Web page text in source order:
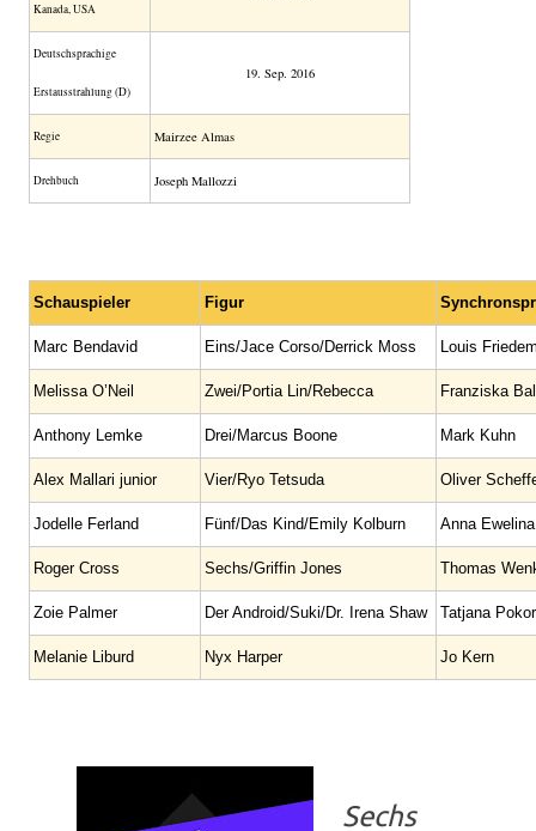
Kanada, USA
Deutsch­sprachige
Erstaus­strahlung (D)
19. Sep. 2016
Regie Mairzee Almas
Drehbuch Joseph Mallozzi
Schauspieler Figur
Marc Bendavid Eins/Jace Corso/Derrick Moss Louis
Melissa O’Neil Zwei/Portia Lin/Rebecca Franziska
Anthony Lemke Drei/Marcus Boone Mark Kuhn
Alex Mallari junior Vier/Ryo Tetsuda Oliver
Jodelle Ferland Fünf/Das Kind/Emily Kolburn Anna Ewelina
Roger Cross Sechs/Griffin Jones Thomas
Zoie Palmer Der Android/Suki/Dr. Irena Shaw Tatjana
Melanie Liburd Nyx Harper Jo Kern
Sechs